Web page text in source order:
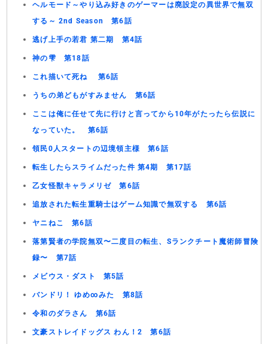
ヘルモード～やり込み好きのゲーマーは廃設定の異世界で無双
する～ 2nd Season 第6話
逃げ上手の若君 第二期 第4話
神の雫 第18話
これ描いて死ね 第6話
うちの弟どもがすみません 第6話
ここは俺に任せて先に行けと言ってから10年がたったら伝説に
なっていた。 第6話
領民0人スタートの辺境領主様 第6話
転生したらスライムだった件 第4期 第17話
乙女怪獣キャラメリゼ 第6話
追放された転生重騎士はゲーム知識で無双する 第6話
ヤニねこ 第6話
落第賢者の学院無双〜二度目の転生、Sランクチート魔術師冒険
録〜 第7話
メビウス・ダスト 第5話
バンドリ！ ゆめ∞みた 第8話
令和のダラさん 第6話
文豪ストレイドッグス わん！2 第6話